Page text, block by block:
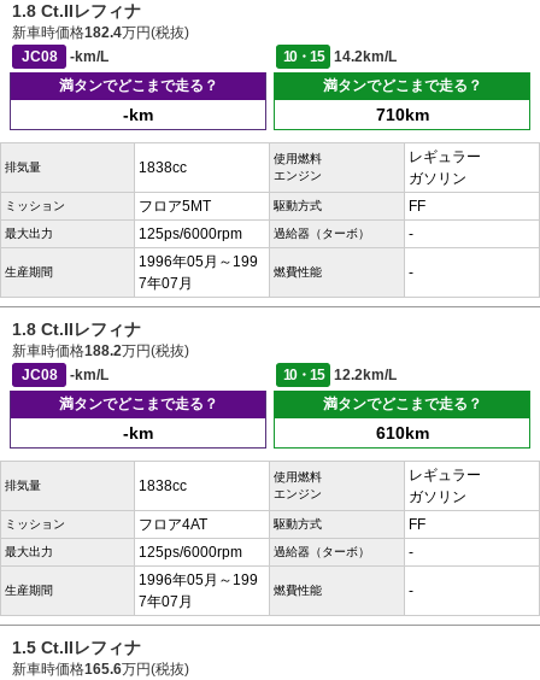
1.8 Ct.IIレフィナ
新車時価格182.4万円(税抜)
JC08
-km/L 10・15
14.2km/L
満タンでどこまで走る？
-km
満タンでどこまで走る？
710km
排気量 1838cc
使用燃料
エンジン
レギュラー
ガソリン
ミッション フロア5MT 駆動方式 FF
最大出力 125ps/6000rpm 過給器（ターボ） -
生産期間
1996年05月～199
7年07月
燃費性能 -
1.8 Ct.IIレフィナ
新車時価格188.2万円(税抜)
JC08
-km/L 10・15
12.2km/L
満タンでどこまで走る？
-km
満タンでどこまで走る？
610km
排気量 1838cc
使用燃料
エンジン
レギュラー
ガソリン
ミッション フロア4AT 駆動方式 FF
最大出力 125ps/6000rpm 過給器（ターボ） -
生産期間
1996年05月～199
7年07月
燃費性能 -
1.5 Ct.IIレフィナ
新車時価格165.6万円(税抜)